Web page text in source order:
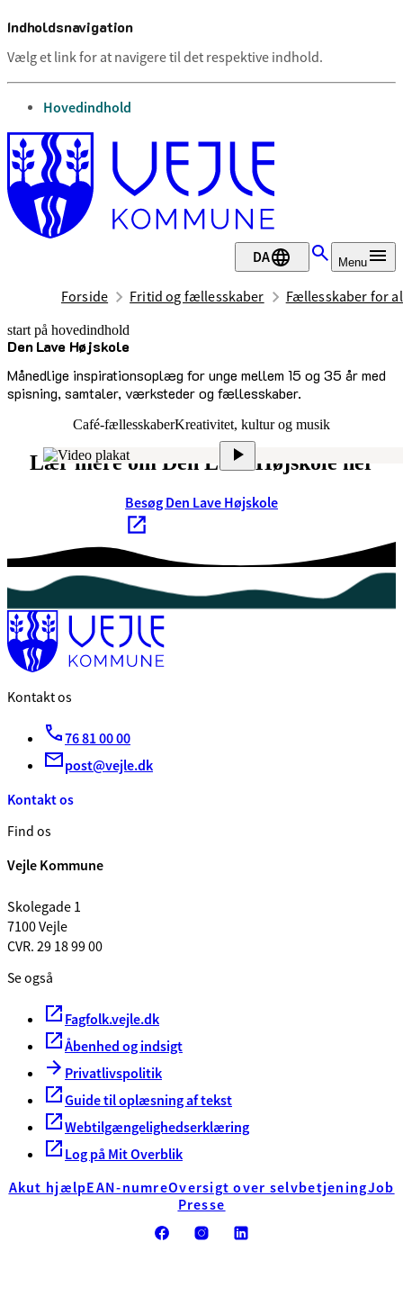
Indholdsnavigation
Vælg et link for at navigere til det respektive indhold.
gå til
Hovedindhold
DA Menu
Forside Fritid og fællesskaber Fællesskaber for
start på hovedindhold
Den Lave Højskole
Månedlige inspirationsoplæg for unge mellem 15 og 35 år med
spisning, samtaler, værksteder og fællesskaber.
senest opdateret 11. juni 2026
Café-fællesskaberKreativitet, kultur og musik
Lær mere om Den Lave Højskole her
Besøg Den Lave Højskole
Kontakt os
76 81 00 00
post@vejle.dk
Kontakt os
Find os
Vejle Kommune
Skolegade 1
7100 Vejle
CVR. 29 18 99 00
Se også
Fagfolk.vejle.dk
Åbenhed og indsigt
Privatlivspolitik
Guide til oplæsning af tekst
Webtilgængelighedserklæring
Log på Mit Overblik
Akut hjælpEAN-numreOversigt over selvbetjeningJob
Presse